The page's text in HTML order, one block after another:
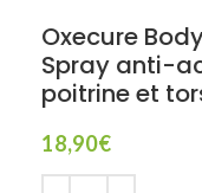
Oxecure
Spray anti-
poitrine et
18,90€